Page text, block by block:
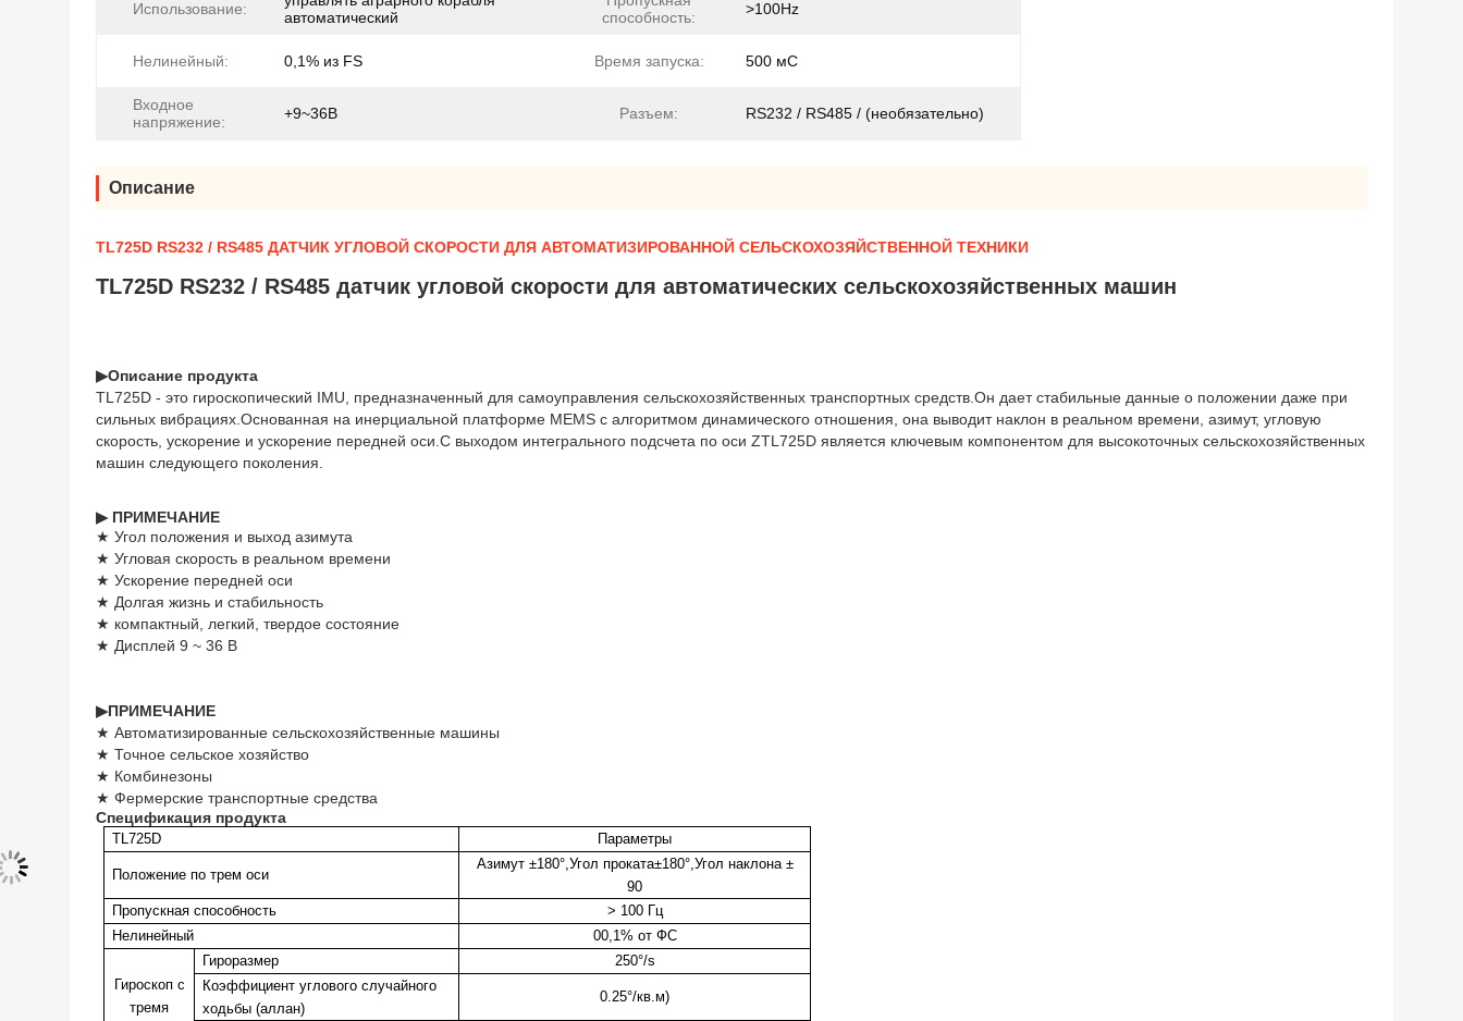
Использование:
автоматический
способность:
>100Hz
Нелинейный: 0,1% из FS Время запуска: 500 мС
Входное
напряжение:
+9~36В Разъем: RS232 / RS485 / (необязательно)
Описание
TL725D RS232 / RS485 ДАТЧИК УГЛОВОЙ СКОРОСТИ ДЛЯ АВТОМАТИЗИРОВАННОЙ СЕЛЬСКОХОЗЯЙСТВЕННОЙ ТЕХНИКИ
TL725D RS232 / RS485 датчик угловой скорости для автоматических сельскохозяйственных машин
▶Описание продукта
TL725D - это гироскопический IMU, предназначенный для самоуправления сельскохозяйственных транспортных средств.Он дает стабильные данные о положении даже при
сильных вибрациях.Основанная на инерциальной платформе MEMS с алгоритмом динамического отношения, она выводит наклон в реальном времени, азимут, угловую
скорость, ускорение и ускорение передней оси.С выходом интегрального подсчета по оси ZTL725D является ключевым компонентом для высокоточных сельскохозяйственных
машин следующего поколения.
▶ ПРИМЕЧАНИЕ
★ Угол положения и выход азимута
★ Угловая скорость в реальном времени
★ Ускорение передней оси
★ Долгая жизнь и стабильность
★ компактный, легкий, твердое состояние
★ Дисплей 9 ~ 36 В
▶ПРИМЕЧАНИЕ
★ Автоматизированные сельскохозяйственные машины
★ Точное сельское хозяйство
★ Комбинезоны
★ Фермерские транспортные средства
Спецификация продукта
TL725D Параметры
Положение по трем оси
Азимут ±180°,Угол проката±180°,Угол наклона ±
90
Пропускная способность
> 100 Гц
Нелинейный
00,1% от ФС
Гироскоп с
тремя
Гироразмер 250°/s
Коэффициент углового случайного
ходьбы (аллан)
0.25°/кв.м)